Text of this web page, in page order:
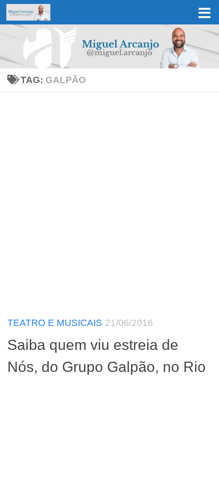
Skip to content
TAG: GALPÃO
TEATRO E MUSICAIS 21/06/2016
Saiba quem viu estreia de
Nós, do Grupo Galpão, no Rio